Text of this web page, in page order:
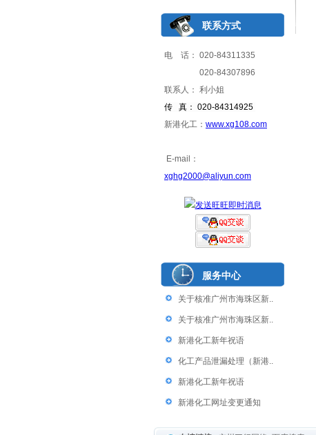
联系方式
电 话： 020-84311335
020-84307896
联系人： 利小姐
传 真： 020-84314925
新港化工： www.xg108.com
E-mail：
xghg2000@aliyun.com
服务中心
关于核准广州市海珠区新..
关于核准广州市海珠区新..
新港化工新年祝语
化工产品泄漏处理（新港..
新港化工新年祝语
新港化工网址变更通知